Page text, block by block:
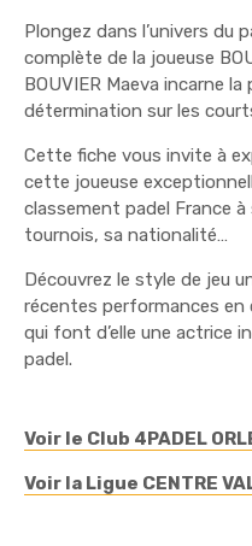
Plongez dans l’univers du
complète de la joueuse
BOUVIER Maeva incarne
détermination sur les
Cette fiche vous invite à
cette joueuse
classement padel France
tournois, sa nationalité…
Découvrez le style de jeu
récentes performances
qui font d’elle une actrice
padel.
Voir le Club 4PADEL
Voir la Ligue CENTRE